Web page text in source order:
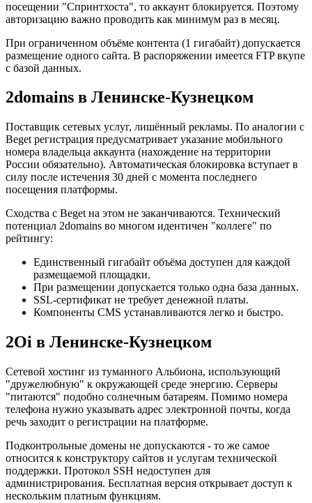
посещении "Спринтхоста", то аккаунт блокируется. Поэтому
авторизацию важно проводить как минимум раз в месяц.
При ограниченном объёме контента (1 гигабайт) допускается
размещение одного сайта. В распоряжении имеется FTP вкупе
с базой данных.
2domains в Ленинске-Кузнецком
Поставщик сетевых услуг, лишённый рекламы. По аналогии с
Beget регистрация предусматривает указание мобильного
номера владельца аккаунта (нахождение на территории
России обязательно). Автоматическая блокировка вступает в
силу после истечения 30 дней с момента последнего
посещения платформы.
Сходства с Beget на этом не заканчиваются. Технический
потенциал 2domains во многом идентичен "коллеге" по
рейтингу:
Единственный гигабайт объёма доступен для каждой
размещаемой площадки.
При размещении допускается только одна база данных.
SSL-сертификат не требует денежной платы.
Компоненты CMS устанавливаются легко и быстро.
2Oi в Ленинске-Кузнецком
Сетевой хостинг из туманного Альбиона, использующий
"дружелюбную" к окружающей среде энергию. Серверы
"питаются" подобно солнечным батареям. Помимо номера
телефона нужно указывать адрес электронной почты, когда
речь заходит о регистрации на платформе.
Подконтрольные домены не допускаются - то же самое
относится к конструктору сайтов и услугам технической
поддержки. Протокол SSH недоступен для
администрирования. Бесплатная версия открывает доступ к
нескольким платным функциям.